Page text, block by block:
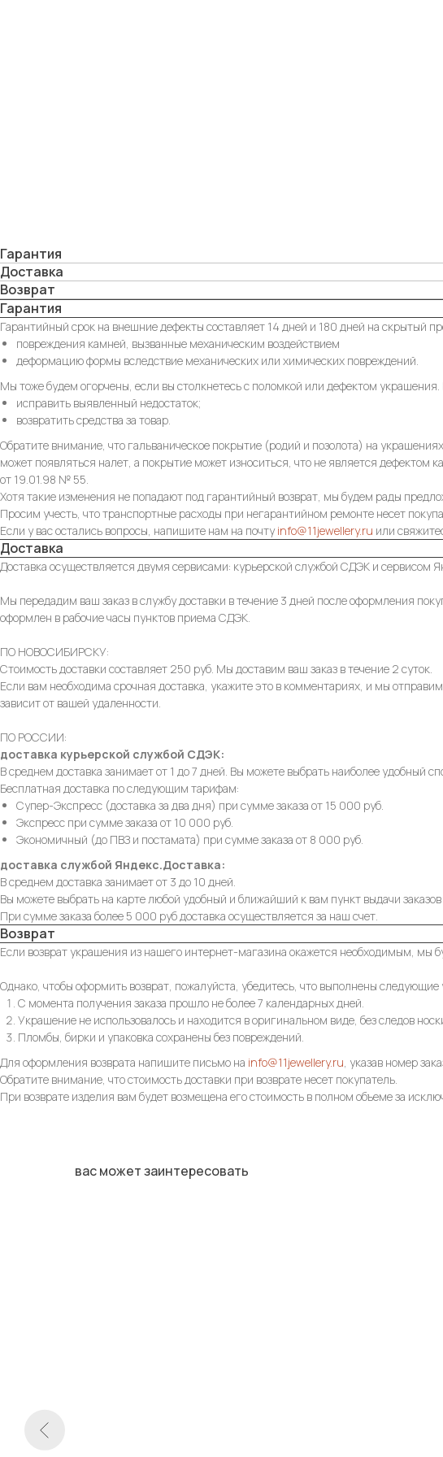
Гарантия
Доставка
Возврат
Гарантия
Гарантийный срок на внешние дефекты составляет 14 дней и 180 дней на скрытый
повреждения камней, вызванные механическим воздействием
деформацию формы вследствие механических или химических повреждений.
Мы тоже будем огорчены, если вы столкнетесь с поломкой или дефектом
исправить выявленный недостаток;
возвратить средства за товар.
Обратите внимание, что гальваническое покрытие (родий и позолота) на
может появляться налет, а покрытие может износиться, что не является дефектом
от 19.01.98 № 55.
Хотя такие изменения не попадают под гарантийный возврат, мы будем рады
Просим учесть, что транспортные расходы при негарантийном ремонте несет
Если у вас остались вопросы, напишите нам на почтуinfo@11jewellery.ru или
Доставка
Доставка осуществляется двумя сервисами: курьерской службой СДЭК и сервисом
Мы передадим ваш заказ в службу доставки в течение 3 дней после оформления
оформлен в рабочие часы пунктов приема СДЭК.
ПО НОВОСИБИРСКУ:
Стоимость доставки составляет 250 руб. Мы доставим ваш заказ в течение 2 суток.
Если вам необходима срочная доставка, укажите это в комментариях, и мы
зависит от вашей удаленности.
ПО РОССИИ:
доставка курьерской службой СДЭК:
В среднем доставка занимает от 1 до 7 дней. Вы можете выбрать наиболее удобный
Бесплатная доставка по следующим тарифам:
Супер-Экспресс (доставка за два дня) при сумме заказа от 15 000 руб.
Экспресс при сумме заказа от 10 000 руб.
Экономичный (до ПВЗ и постамата) при сумме заказа от 8 000 руб.
доставка службой Яндекс.Доставка:
В среднем доставка занимает от 3 до 10 дней.
Вы можете выбрать на карте любой удобный и ближайший к вам пункт выдачи
При сумме заказа более 5 000 руб доставка осуществляется за наш счет.
Возврат
Если возврат украшения из нашего интернет-магазина окажется необходимым, мы
Однако, чтобы оформить возврат, пожалуйста, убедитесь, что выполнены следующие
С момента получения заказа прошло не более 7 календарных дней.
Украшение не использовалось и находится в оригинальном виде, без следов
Пломбы, бирки и упаковка сохранены без повреждений.
Для оформления возврата напишите письмо на info@11jewellery.ru, указав номер
Обратите внимание, что стоимость доставки при возврате несет покупатель.
При возврате изделия вам будет возмещена его стоимость в полном объеме за
вас может заинтересовать